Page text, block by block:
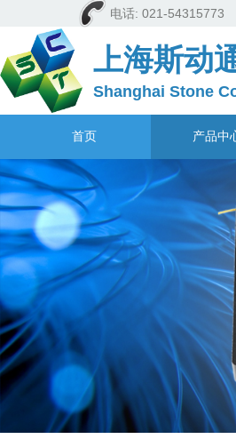
电话: 021-
上海斯动
Shanghai Stone
首页 产品中